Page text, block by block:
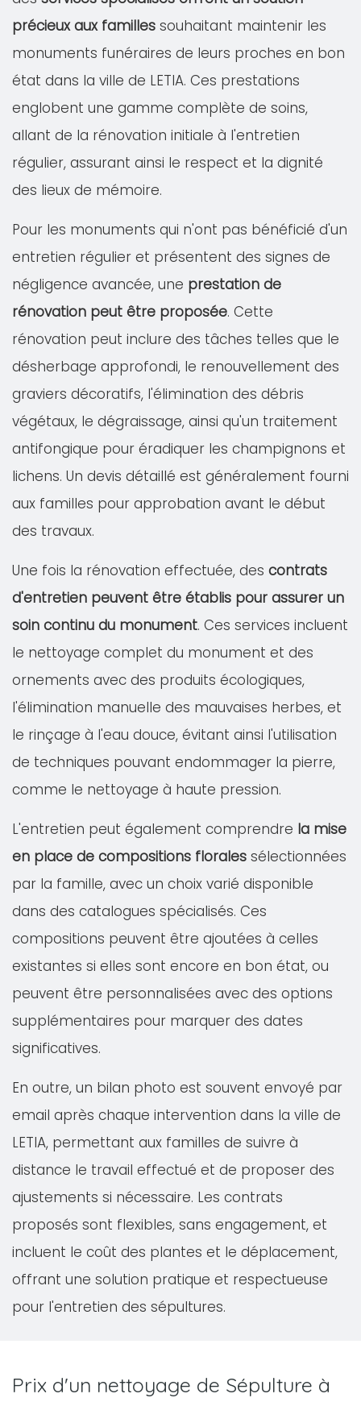
précieux aux familles souhaitant maintenir les
monuments funéraires de leurs proches en bon
état dans la ville de LETIA. Ces prestations
englobent une gamme complète de soins,
allant de la rénovation initiale à l'entretien
régulier, assurant ainsi le respect et la dignité
des lieux de mémoire.
Pour les monuments qui n'ont pas bénéficié d'un
entretien régulier et présentent des signes de
négligence avancée, une prestation de
rénovation peut être proposée. Cette
rénovation peut inclure des tâches telles que le
désherbage approfondi, le renouvellement des
graviers décoratifs, l'élimination des débris
végétaux, le dégraissage, ainsi qu'un traitement
antifongique pour éradiquer les champignons et
lichens. Un devis détaillé est généralement fourni
aux familles pour approbation avant le début
des travaux.
Une fois la rénovation effectuée, des contrats
d'entretien peuvent être établis pour assurer un
soin continu du monument. Ces services incluent
le nettoyage complet du monument et des
ornements avec des produits écologiques,
l'élimination manuelle des mauvaises herbes, et
le rinçage à l'eau douce, évitant ainsi l'utilisation
de techniques pouvant endommager la pierre,
comme le nettoyage à haute pression.
L'entretien peut également comprendre la mise
en place de compositions florales sélectionnées
par la famille, avec un choix varié disponible
dans des catalogues spécialisés. Ces
compositions peuvent être ajoutées à celles
existantes si elles sont encore en bon état, ou
peuvent être personnalisées avec des options
supplémentaires pour marquer des dates
significatives.
En outre, un bilan photo est souvent envoyé par
email après chaque intervention dans la ville de
LETIA, permettant aux familles de suivre à
distance le travail effectué et de proposer des
ajustements si nécessaire. Les contrats
proposés sont flexibles, sans engagement, et
incluent le coût des plantes et le déplacement,
offrant une solution pratique et respectueuse
pour l'entretien des sépultures.
Prix d'un nettoyage de Sépulture à